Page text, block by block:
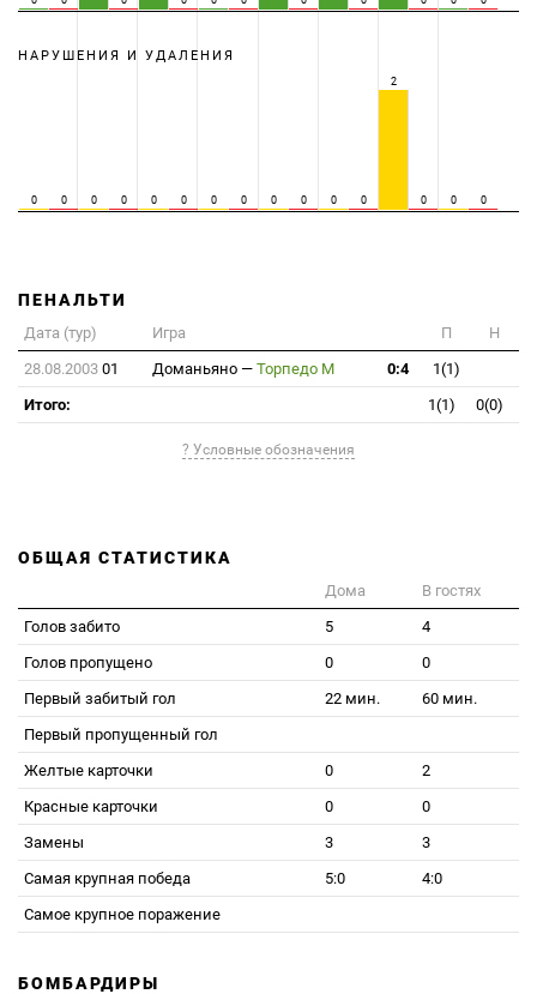
НАРУШЕНИЯ И УДАЛЕНИЯ
0 0 0 0 0 0 0 0 0 0 0 0
2
0 0 0
ПЕНАЛЬТИ
Дата (тур) Игра П
Н
28.08.2003 01 Доманьяно — Торпедо М 0:4
1(1)
Итого:
1(1) 0(0)
? Условные обозначения
ОБЩАЯ СТАТИСТИКА
Дома
В гостях
Голов забито
5
4
Голов пропущено
0
0
Первый забитый гол
22 мин.
60 мин.
Первый пропущенный гол
Желтые карточки
0
2
Красные карточки
0
0
Замены
3
3
Самая крупная победа
5:0
4:0
Самое крупное поражение
БОМБАРДИРЫ